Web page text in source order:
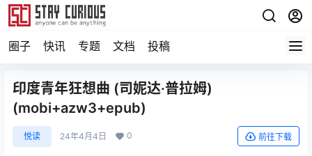
圈子 快讯 专题 文档 投稿
印度青年狂想曲 (司妮达·普拉姆)
(mobi+azw3+epub)
悦读 24年4月4日 0 前往下载